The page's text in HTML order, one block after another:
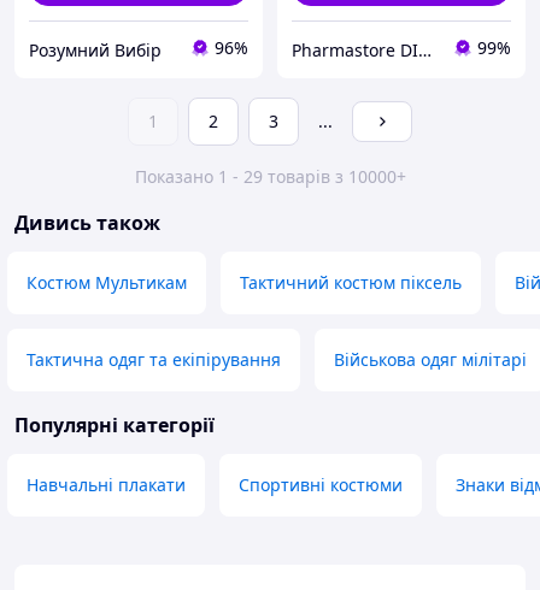
Розумний Вибір 96% Pharmastore DISCOUNT 99%
1 2 3 ...
Показано 1 - 29 товарів з 10000+
Дивись також
Костюм Мультикам Тактичний костюм піксель
Тактична одяг та екіпірування Військова одяг мілітарі
Популярні категорії
Навчальні плакати Спортивні костюми Знаки